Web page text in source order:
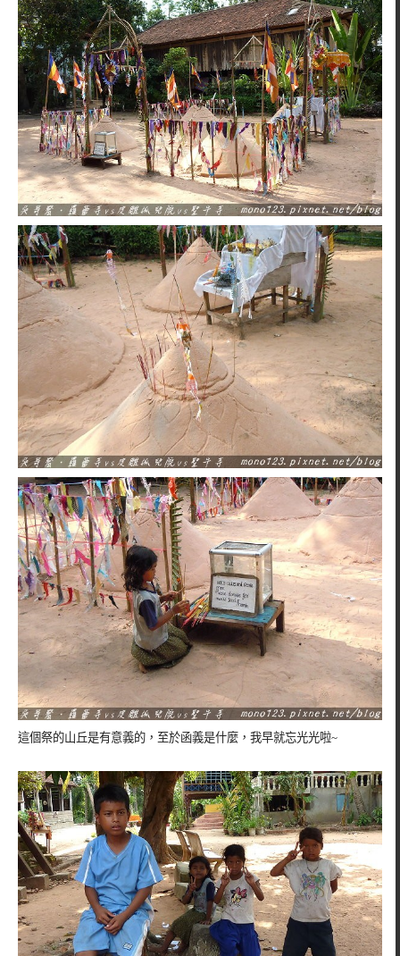
這個祭的山丘是有意義的，至於函義是什麼，我早就忘光光啦~